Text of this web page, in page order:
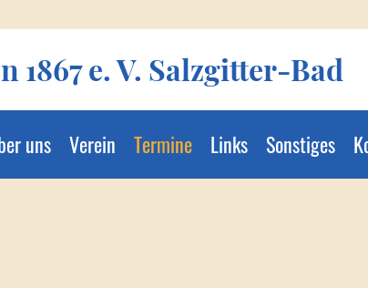
1867 e. V. Salzgitter-Bad
uns Verein Termine Links Sonstiges